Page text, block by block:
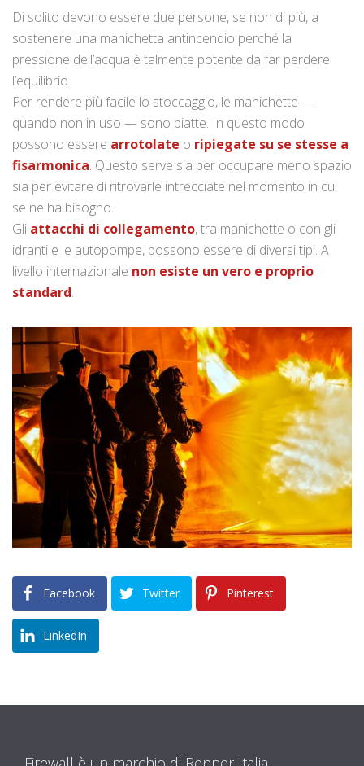
Di solito devono essere due persone, se non di più, a
sostenere una manichetta antincendio perché la
pressione dell’acqua è talmente potente da far perdere
l’equilibrio.
Per rendere più facile lo stoccaggio, le manichette —
quando non in uso — sono piatte. In questo modo
possono essere arrotolate o ripiegate su se stesse a
fisarmonica. Questo serve sia per occupare meno spazio
sia per evitare di ritrovarle intrecciate nel momento in cui
se ne ha bisogno.
Gli attacchi di collegamento, tra manichette o con gli
idranti e le autopompe, possono essere di diversi tipi. A
livello internazionale non esiste un vero e proprio
standard.
Facebook Twitter Pinterest
LinkedIn